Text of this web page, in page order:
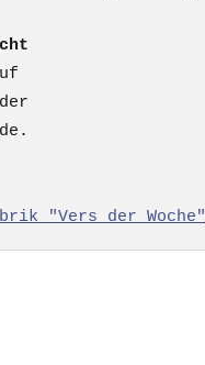
"Vers der Woche"